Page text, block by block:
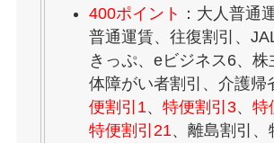
400ポイント ：大人普通
普通運賃、往復割引、
きっぷ、eビジネス6、株
体障がい者割引、介護帰
便割引1、 特便割引3、 特
特便割引21、離島割引、